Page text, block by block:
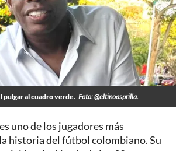
pulgar al cuadro verde. Foto: @eltinoasprilla.
es uno de los jugadores más
historia del fútbol colombiano. Su